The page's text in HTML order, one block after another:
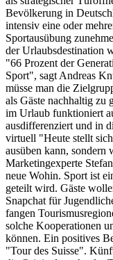
Bevölkerung in
intensiv eine oder
Sportausübung
der Urlaubsdestination
"66 Prozent der
Sport", sagt Andreas
müsse man die
als Gäste nachhaltig zu
im Urlaub funktioniert
ausdifferenziert und in
virtuell "Heute stellt
ausüben kann, sondern
Marketingexperte
neue Wohin. Sport ist
geteilt wird. Gäste
Snapchat für
fangen
solche Kooperationen
können. Ein positives
"Tour des Suisse".